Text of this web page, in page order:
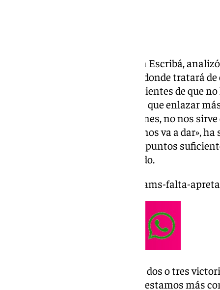
El entrenador del Granada, Fran Escribá,
conjunto rojiblanco a Tenerife, donde tratará
Oviedo en Racha. «Somos conscientes de que
ganar un partido y que tenemos que enlazar
queremos estar en esas posiciones, no nos
otro, eso está claro. Con eso no nos va a dar»,
quien ha afirmado que «quedan puntos
ganar, ganar y ganar», ha incidido.
https://www.101tv.es/loic-williams-falta-
«Todo lo que sea sumar, enlazar dos o tres
tenemos que darnos cuenta. Sí, estamos más